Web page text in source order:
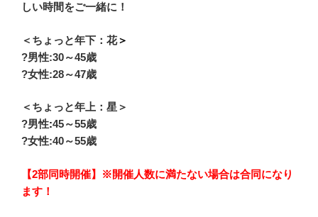
しい時間をご一緒に！
＜ちょっと年下：花＞
?男性:30～45歳
?女性:28～47歳
＜ちょっと年上：星＞
?男性:45～55歳
?女性:40～55歳
【2部同時開催】※開催人数に満たない場合は合同になり
ます！